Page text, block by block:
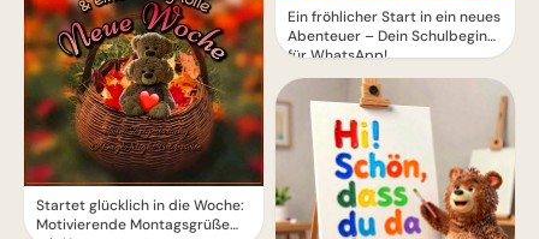
Startet glücklich in die Woche:
Motivierende Montagsgrüße
Ein fröhlicher Start in ein neues
Abenteuer – Dein Schulbeginn
für WhatsApp!